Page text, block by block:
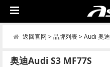
返回官网 > 品牌列表> Audi 奥迪
奥迪Audi S3 MF77S